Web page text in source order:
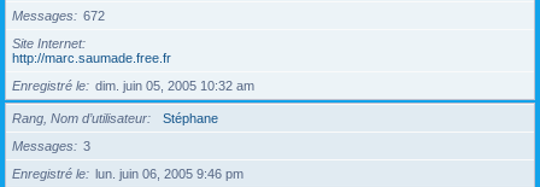
Messages
672
Site Internet
http://marc.saumade.free.fr
Enregistré le
dim. juin 05, 2005 10:32 am
Rang, Nom d’utilisateur
Stéphane
Messages
3
Enregistré le
lun. juin 06, 2005 9:46 pm